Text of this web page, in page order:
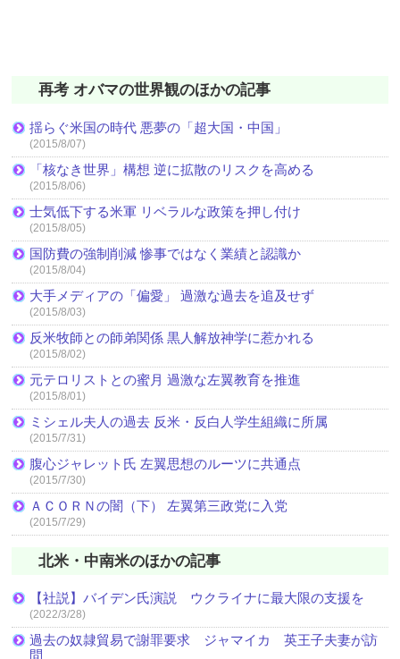
再考 オバマの世界観のほかの記事
揺らぐ米国の時代 悪夢の「超大国・中国」
(2015/8/07)
「核なき世界」構想 逆に拡散のリスクを高める
(2015/8/06)
士気低下する米軍 リベラルな政策を押し付け
(2015/8/05)
国防費の強制削減 惨事ではなく業績と認識か
(2015/8/04)
大手メディアの「偏愛」 過激な過去を追及せず
(2015/8/03)
反米牧師との師弟関係 黒人解放神学に惹かれる
(2015/8/02)
元テロリストとの蜜月 過激な左翼教育を推進
(2015/8/01)
ミシェル夫人の過去 反米・反白人学生組織に所属
(2015/7/31)
腹心ジャレット氏 左翼思想のルーツに共通点
(2015/7/30)
ＡＣＯＲＮの闇（下） 左翼第三政党に入党
(2015/7/29)
北米・中南米のほかの記事
【社説】バイデン氏演説 ウクライナに最大限の支援を
(2022/3/28)
過去の奴隷貿易で謝罪要求 ジャマイカ 英王子夫妻が訪
問